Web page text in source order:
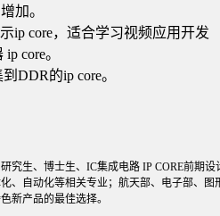
加。
ip core，适合学习视频应用开发
ip core。
DDR的ip core。
究生、博士生、 IC集成电路 IP CORE前期设
、自动化等相关专业；航天部、电子部、图
新产品的最佳选择。